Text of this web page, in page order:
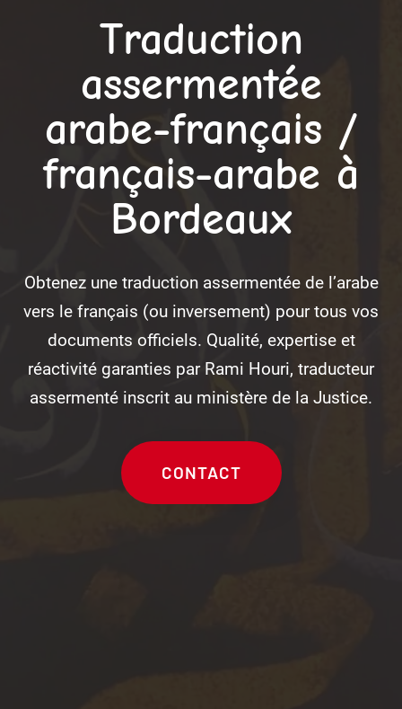
Traduction
assermentée
arabe-français /
français-arabe à
Bordeaux
Obtenez une traduction assermentée de l’arabe
vers le français (ou inversement) pour tous vos
documents officiels. Qualité, expertise et
réactivité garanties par Rami Houri, traducteur
assermenté inscrit au ministère de la Justice.
CONTACT